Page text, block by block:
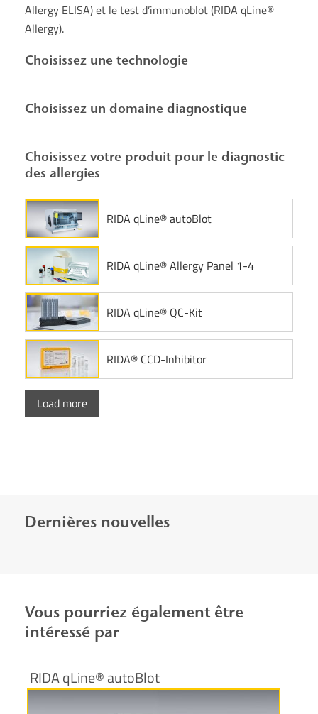
Allergy ELISA) et le test d’immunoblot (RIDA qLine®
Allergy).
Choisissez une technologie
Choisissez un domaine diagnostique
Choisissez votre produit pour le diagnostic
des allergies
RIDA qLine® autoBlot
RIDA qLine® Allergy Panel 1-4
RIDA qLine® QC-Kit
RIDA® CCD-Inhibitor
Load more
Dernières nouvelles
Vous pourriez également être
intéressé par
RIDA qLine® autoBlot